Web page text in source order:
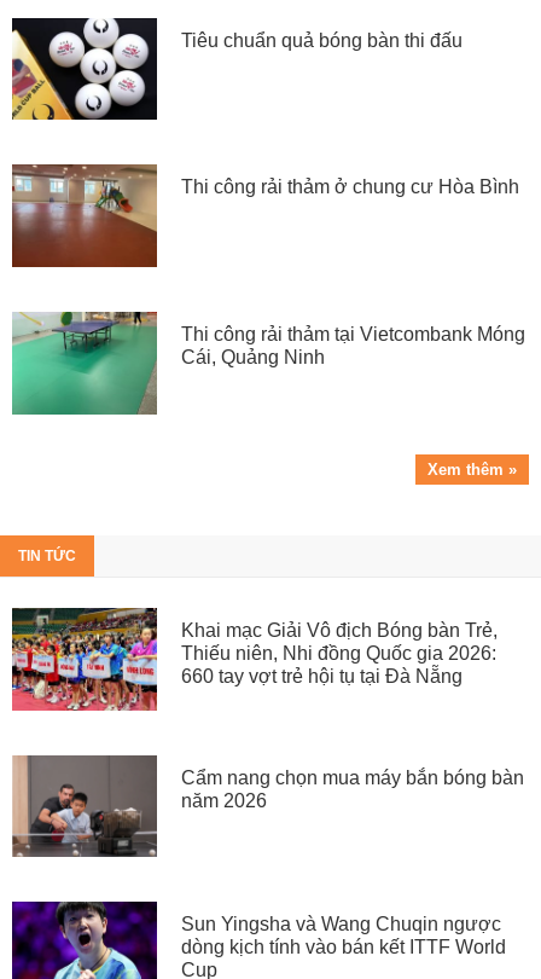
Tiêu chuẩn quả bóng bàn thi đấu
Thi công rải thảm ở chung cư Hòa Bình
Thi công rải thảm tại Vietcombank Móng
Cái, Quảng Ninh
Xem thêm »
TIN TỨC
Khai mạc Giải Vô địch Bóng bàn Trẻ,
Thiếu niên, Nhi đồng Quốc gia 2026:
660 tay vợt trẻ hội tụ tại Đà Nẵng
Cẩm nang chọn mua máy bắn bóng bàn
năm 2026
Sun Yingsha và Wang Chuqin ngược
dòng kịch tính vào bán kết ITTF World
Cup